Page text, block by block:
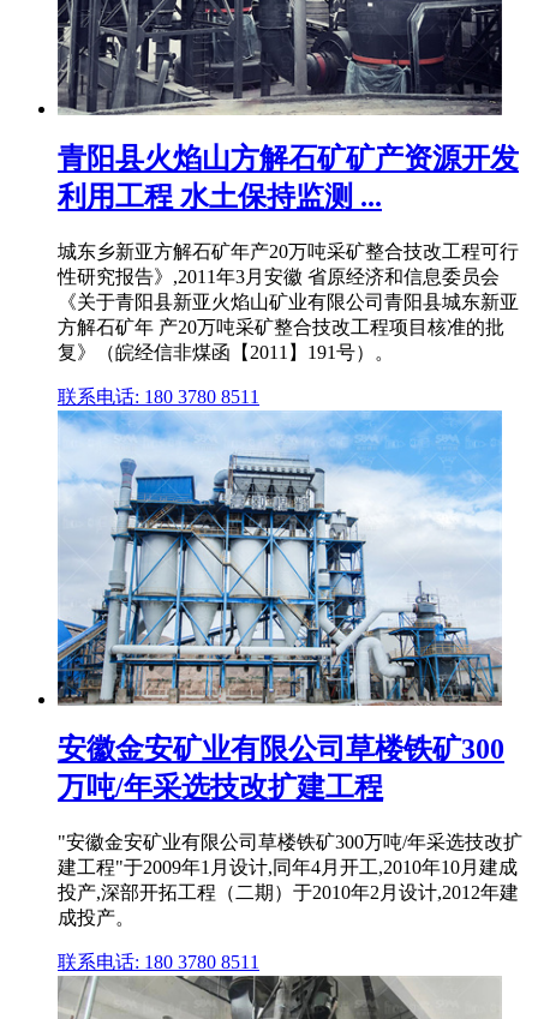
青阳县火焰山方解石矿矿产资源开发
利用工程 水土保持监测 ...
城东乡新亚方解石矿年产20万吨采矿整合技改工程可行
性研究报告》,2011年3月安徽 省原经济和信息委员会
《关于青阳县新亚火焰山矿业有限公司青阳县城东新亚
方解石矿年 产20万吨采矿整合技改工程项目核准的批
复》（皖经信非煤函【2011】191号）。
联系电话: 180 3780 8511
安徽金安矿业有限公司草楼铁矿300
万吨/年采选技改扩建工程
"安徽金安矿业有限公司草楼铁矿300万吨/年采选技改扩
建工程"于2009年1月设计,同年4月开工,2010年10月建成
投产,深部开拓工程（二期）于2010年2月设计,2012年建
成投产。
联系电话: 180 3780 8511